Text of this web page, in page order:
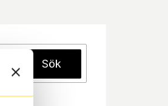
Sök